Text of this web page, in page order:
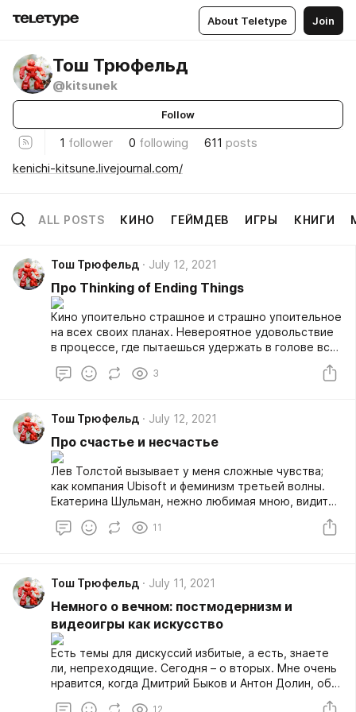
About Teletype Join
Тош Трюфельд
@kitsunek
Follow
1 follower 0 following 611 posts
kenichi-kitsune.livejournal.com/
ALL POSTS КИНО ГЕЙМДЕВ ИГРЫ КНИГИ
Тош Трюфельд July 12, 2021
Про Thinking of Ending Things
Кино упоительно страшное и страшно упоительное
на всех своих планах. Невероятное удовольствие
в процессе, где пытаешься удержать в голове все
детали и зацепки и решить, наконец, ребус о том,
какого же чёрта здесь происходит, головоломку,
bittersweet удовольствием от экзистенциального
принятия по завершении. И столько мыслей внутрь
себя по просмотре!
3
Тош Трюфельд July 12, 2021
Про счастье и несчастье
Лев Толстой вызывает у меня сложные чувства;
как компания Ubisoft и феминизм третьей волны.
Екатерина Шульман, нежно любимая мною, видит
главную полемику русской мысли как спор между
Толстым и Достоевским, твёрдо отдавая при этом
перефразируя Шварца, и Толстой, и Достоевский
вовсе не величайшие из королей, а всего лишь
выдающиеся да и только; приз моего восхищения,
несомненно, достаётся Гоголю и Чехову. И ладно
бы, дело было лишь в художественной стилистике,
к каковой у Льва Николаевича я имею массу
вопросов; но ведь есть проблемы и с «креслом
идей»!
11
Тош Трюфельд July 11, 2021
Немного о вечном: постмодернизм и
видеоигры как искусство
Есть темы для дискуссий избитые, а есть, знаете
ли, непреходящие. Сегодня – о вторых. Мне очень
нравится, когда Дмитрий Быков и Антон Долин, оба
12